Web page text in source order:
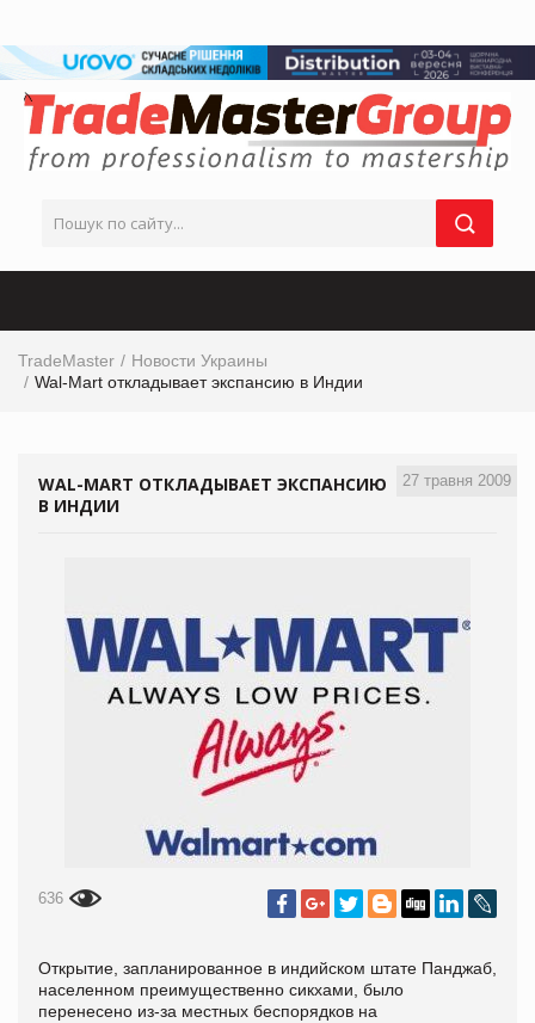
TradeMaster
Новости Украины
Wal-Mart откладывает экспансию в Индии
27 травня 2009
WAL-MART ОТКЛАДЫВАЕТ ЭКСПАНСИЮ
В ИНДИИ
636
Открытие, запланированное в индийском штате Панджаб,
населенном преимущественно сикхами, было
перенесено из-за местных беспорядков на